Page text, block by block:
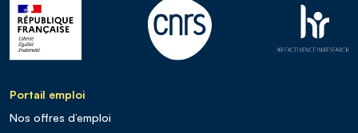
Portail emploi
Nos offres d’emploi